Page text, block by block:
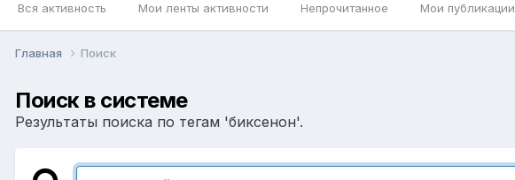
Вся активность Мои ленты активности Непрочитанное Мои публикации
Главная Поиск
Поиск в системе
Результаты поиска по тегам 'биксенон'.